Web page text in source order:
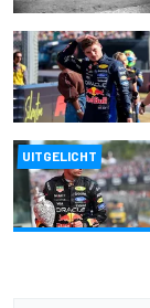
UITGELICHT